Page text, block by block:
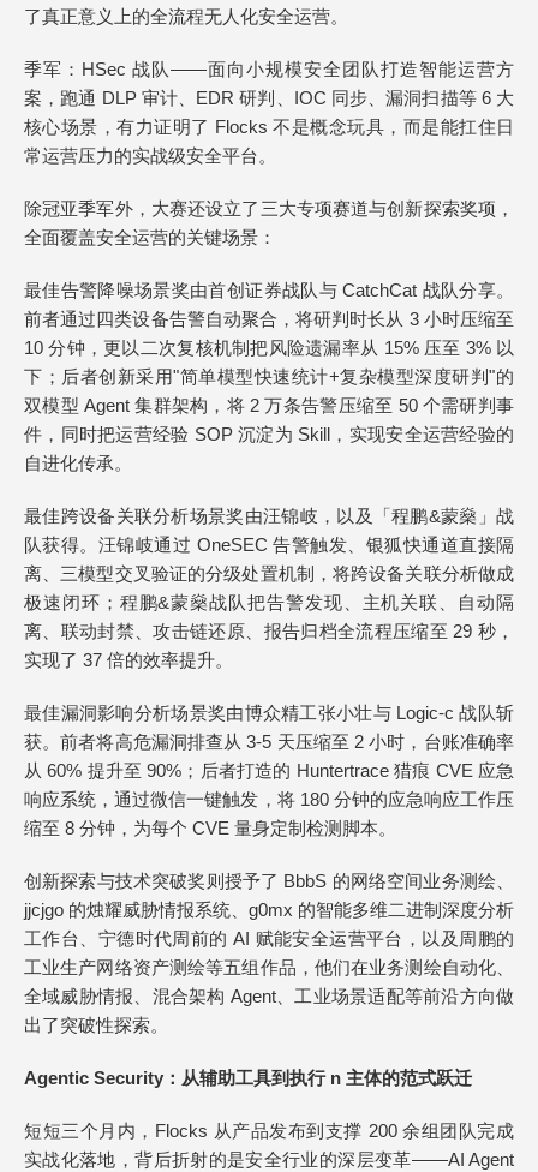
了真正意义上的全流程无人化安全运营。
季军：HSec 战队——面向小规模安全团队打造智能运营方
案，跑通 DLP 审计、EDR 研判、IOC 同步、漏洞扫描等 6 大
核心场景，有力证明了 Flocks 不是概念玩具，而是能扛住日
常运营压力的实战级安全平台。
除冠亚季军外，大赛还设立了三大专项赛道与创新探索奖项，
全面覆盖安全运营的关键场景：
最佳告警降噪场景奖由首创证券战队与 CatchCat 战队分享。
前者通过四类设备告警自动聚合，将研判时长从 3 小时压缩至
10 分钟，更以二次复核机制把风险遗漏率从 15% 压至 3% 以
下；后者创新采用"简单模型快速统计+复杂模型深度研判"的
双模型 Agent 集群架构，将 2 万条告警压缩至 50 个需研判事
件，同时把运营经验 SOP 沉淀为 Skill，实现安全运营经验的
自进化传承。
最佳跨设备关联分析场景奖由汪锦岐，以及「程鹏&蒙燊」战
队获得。汪锦岐通过 OneSEC 告警触发、银狐快通道直接隔
离、三模型交叉验证的分级处置机制，将跨设备关联分析做成
极速闭环；程鹏&蒙燊战队把告警发现、主机关联、自动隔
离、联动封禁、攻击链还原、报告归档全流程压缩至 29 秒，
实现了 37 倍的效率提升。
最佳漏洞影响分析场景奖由博众精工张小壮与 Logic-c 战队斩
获。前者将高危漏洞排查从 3-5 天压缩至 2 小时，台账准确率
从 60% 提升至 90%；后者打造的 Huntertrace 猎痕 CVE 应急
响应系统，通过微信一键触发，将 180 分钟的应急响应工作压
缩至 8 分钟，为每个 CVE 量身定制检测脚本。
创新探索与技术突破奖则授予了 BbbS 的网络空间业务测绘、
jjcjgo 的烛耀威胁情报系统、g0mx 的智能多维二进制深度分析
工作台、宁德时代周前的 AI 赋能安全运营平台，以及周鹏的
工业生产网络资产测绘等五组作品，他们在业务测绘自动化、
全域威胁情报、混合架构 Agent、工业场景适配等前沿方向做
出了突破性探索。
Agentic Security：从辅助工具到执行 n 主体的范式跃迁
短短三个月内，Flocks 从产品发布到支撑 200 余组团队完成
实战化落地，背后折射的是安全行业的深层变革——AI Agent